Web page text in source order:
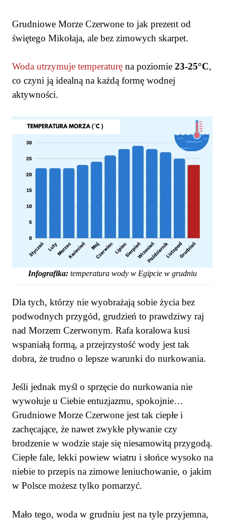
Grudniowe Morze Czerwone to jak prezent od
świętego Mikołaja, ale bez zimowych skarpet.
Woda utrzymuje temperaturę na poziomie 23-25°C,
co czyni ją idealną na każdą formę wodnej
aktywności.
Infografika: temperatura wody w Egipcie w grudniu
Dla tych, którzy nie wyobrażają sobie życia bez
podwodnych przygód, grudzień to prawdziwy raj
nad Morzem Czerwonym. Rafa koralowa kusi
wspaniałą formą, a przejrzystość wody jest tak
dobra, że trudno o lepsze warunki do nurkowania.
Jeśli jednak myśl o sprzęcie do nurkowania nie
wywołuje u Ciebie entuzjazmu, spokojnie…
Grudniowe Morze Czerwone jest tak ciepłe i
zachęcające, że nawet zwykłe pływanie czy
brodzenie w wodzie staje się niesamowitą przygodą.
Ciepłe fale, lekki powiew wiatru i słońce wysoko na
niebie to przepis na zimowe leniuchowanie, o jakim
w Polsce możesz tylko pomarzyć.
Mało tego, woda w grudniu jest na tyle przyjemna,